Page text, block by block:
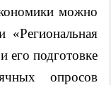
можно
«Региональная
его подготовке
опросов